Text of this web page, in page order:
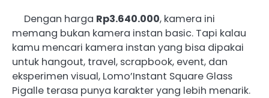
Dengan harga Rp3.640.000, kamera ini
memang bukan kamera instan basic. Tapi kalau
kamu mencari kamera instan yang bisa dipakai
untuk hangout, travel, scrapbook, event, dan
eksperimen visual, Lomo’Instant Square Glass
Pigalle terasa punya karakter yang lebih menarik.